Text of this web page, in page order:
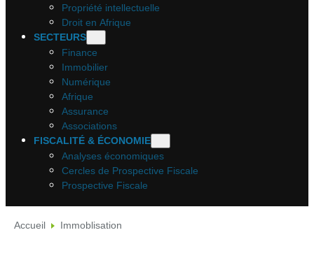
Propriété intellectuelle
Droit en Afrique
SECTEURS
Finance
Immobilier
Numérique
Afrique
Assurance
Associations
FISCALITÉ & ÉCONOMIE
Analyses économiques
Cercles de Prospective Fiscale
Prospective Fiscale
Accueil Immoblisation